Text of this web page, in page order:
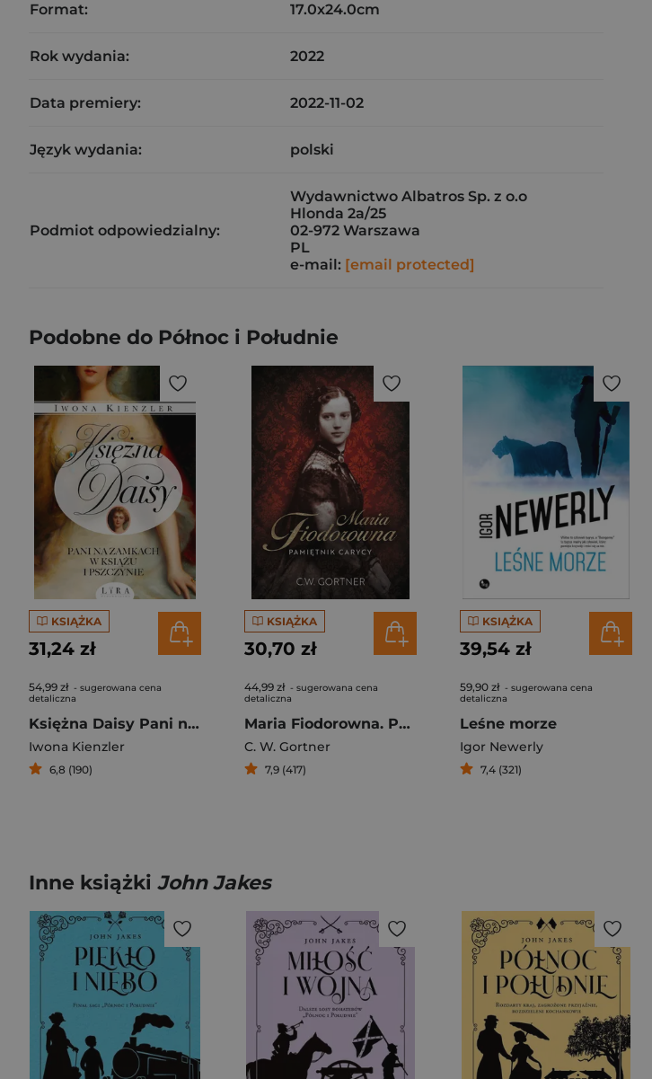
Format: 17.0x24.0cm
Rok wydania: 2022
Data premiery: 2022-11-02
Język wydania: polski
Podmiot odpowiedzialny:
Wydawnictwo Albatros Sp. z o.o
Hlonda 2a/25
02-972 Warszawa
PL
e-mail: [email protected]
Podobne do Północ i Południe
KSIĄŻKA
31,24 zł
54,99 zł - sugerowana cena
detaliczna
Księżna Daisy Pani na zamkach w Książu i Pszczynie
Iwona Kienzler
6,8 (190)
KSIĄŻKA
30,70 zł
44,99 zł - sugerowana cena
detaliczna
Maria Fiodorowna. Pamiętnik carycy
C. W. Gortner
7,9 (417)
KSIĄŻKA
39,54 zł
59,90 zł - sugerowana cena
detaliczna
Leśne morze
Igor Newerly
7,4 (321)
Inne książki John Jakes